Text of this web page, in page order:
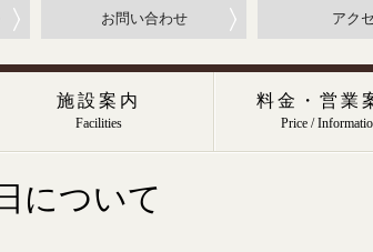
お問い合わせ アク
施設案内
Facilities
料金・営業
Price /
について